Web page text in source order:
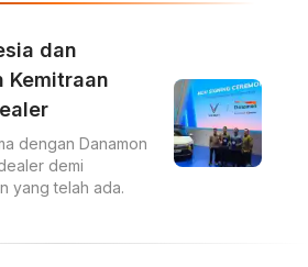
dan
Kemitraan
dengan Danamon
demi
yang telah ada.